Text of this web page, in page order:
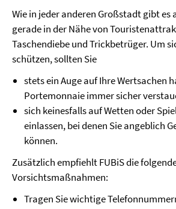
Wie in jeder anderen Großstadt gibt es
gerade in der Nähe von
Taschendiebe und Trickbetrüger. Um
schützen, sollten Sie
stets ein Auge auf Ihre Wertsachen
Portemonnaie immer sicher
sich keinesfalls auf Wetten oder
einlassen, bei denen Sie angeblich
können.
Zusätzlich empfiehlt FUBiS die
Vorsichtsmaßnahmen:
Tragen Sie wichtige